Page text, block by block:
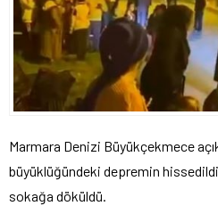
Marmara Denizi Büyükçekmece
büyüklüğündeki depremin
sokağa döküldü.